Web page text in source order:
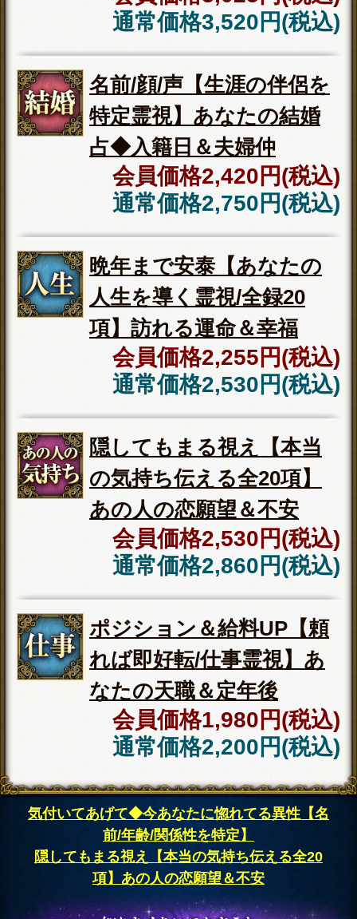
隠してもまる視え【本当
会員価格2,530円(税込)
通常価格2,860円(税込)
ポジション＆給料UP【頼
れば即好転/仕事霊視】あ
なたの天職＆定年後
会員価格1,980円(税込)
通常価格2,200円(税込)
気付いてあげて◆今あなたに惚れてる異性【名
前/年齢/関係性を特定】
隠してもまる視え【本当の気持ち伝える全20
項】あの人の恋願望＆不安
あなた 1996年01月31日 生まれ
あなたからこの3つのオ
ーラを感じ取りまし
た。早速、それぞれの
オーラの
色、形、香